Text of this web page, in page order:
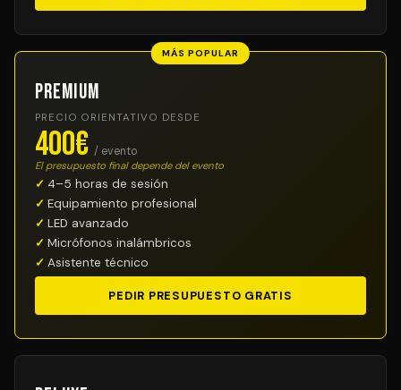
MÁS POPULAR
Premium
PRECIO ORIENTATIVO DESDE
400€ / evento
El presupuesto final depende del evento
4–5 horas de sesión
Equipamiento profesional
LED avanzado
Micrófonos inalámbricos
Asistente técnico
PEDIR PRESUPUESTO GRATIS